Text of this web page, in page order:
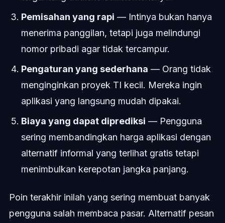
Pemisahan yang rapi — Intinya bukan hanya
menerima panggilan, tetapi juga melindungi
nomor pribadi agar tidak tercampur.
Pengaturan yang sederhana — Orang tidak
menginginkan proyek TI kecil. Mereka ingin
aplikasi yang langsung mudah dipakai.
Biaya yang dapat diprediksi — Pengguna
sering membandingkan harga aplikasi dengan
alternatif informal yang terlihat gratis tetapi
menimbulkan kerepotan jangka panjang.
Poin terakhir inilah yang sering membuat banyak
pengguna salah membaca pasar. Alternatif pesan